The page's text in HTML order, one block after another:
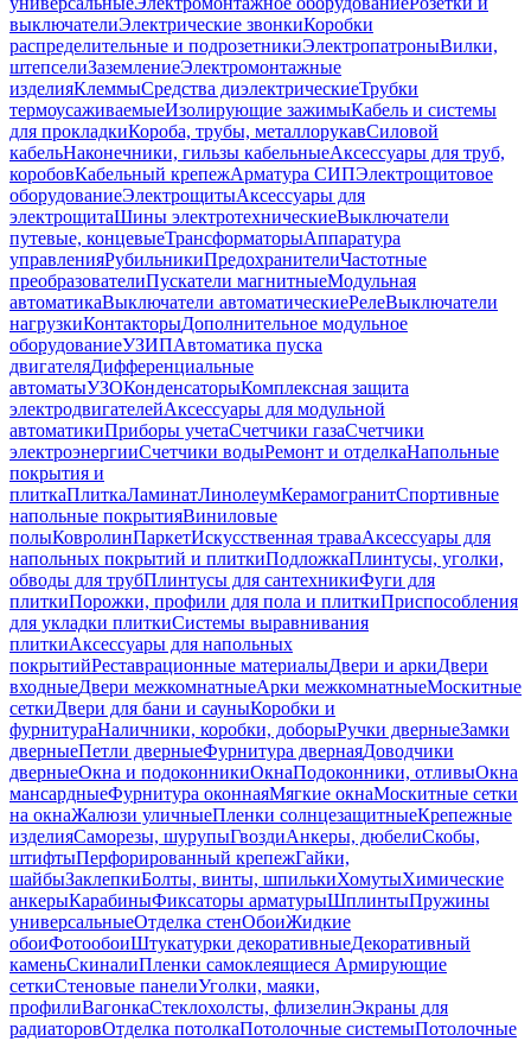
выключателиЭлектрические звонкиКоробки
распределительные и подрозетникиЭлектропатроныВилки,
штепселиЗаземлениеЭлектромонтажные
изделияКлеммыСредства диэлектрическиеТрубки
термоусаживаемыеИзолирующие зажимыКабель и системы
для прокладкиКороба, трубы, металлорукавСиловой
кабельНаконечники, гильзы кабельныеАксессуары для труб,
коробовКабельный крепежАрматура СИПЭлектрощитовое
оборудованиеЭлектрощитыАксессуары для
электрощитаШины электротехническиеВыключатели
путевые, концевыеТрансформаторыАппаратура
управленияРубильникиПредохранителиЧастотные
преобразователиПускатели магнитныеМодульная
автоматикаВыключатели автоматическиеРелеВыключатели
нагрузкиКонтакторыДополнительное модульное
оборудованиеУЗИПАвтоматика пуска
двигателяДифференциальные
автоматыУЗОКонденсаторыКомплексная защита
электродвигателейАксессуары для модульной
автоматикиПриборы учетаСчетчики газаСчетчики
электроэнергииСчетчики водыРемонт и отделкаНапольные
покрытия и
плиткаПлиткаЛаминатЛинолеумКерамогранитСпортивные
напольные покрытияВиниловые
полыКовролинПаркетИскусственная траваАксессуары для
напольных покрытий и плиткиПодложкаПлинтусы, уголки,
обводы для трубПлинтусы для сантехникиФуги для
плиткиПорожки, профили для пола и плиткиПриспособления
для укладки плиткиСистемы выравнивания
плиткиАксессуары для напольных
покрытийРеставрационные материалыДвери и аркиДвери
входныеДвери межкомнатныеАрки межкомнатныеМоскитные
сеткиДвери для бани и сауныКоробки и
фурнитураНаличники, коробки, доборыРучки дверныеЗамки
дверныеПетли дверныеФурнитура двернаяДоводчики
дверныеОкна и подоконникиОкнаПодоконники, отливыОкна
мансардныеФурнитура оконнаяМягкие окнаМоскитные сетки
на окнаЖалюзи уличныеПленки солнцезащитныеКрепежные
изделияСаморезы, шурупыГвоздиАнкеры, дюбелиСкобы,
штифтыПерфорированный крепежГайки,
шайбыЗаклепкиБолты, винты, шпилькиХомутыХимические
анкерыКарабиныФиксаторы арматурыШплинтыПружины
универсальныеОтделка стенОбоиЖидкие
обоиФотообоиШтукатурки декоративныеДекоративный
каменьСкиналиПленки самоклеящиеся Армирующие
сеткиСтеновые панелиУголки, маяки,
профилиВагонкаСтеклохолсты, флизелинЭкраны для
радиаторовОтделка потолкаПотолочные системыПотолочные